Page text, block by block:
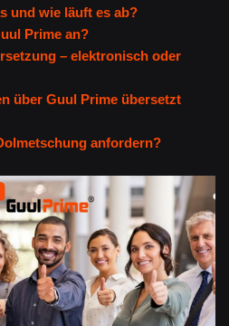
und wie läuft es ab?
Prime an?
– elektronisch oder
über Guul Prime übersetzt
anfordern?